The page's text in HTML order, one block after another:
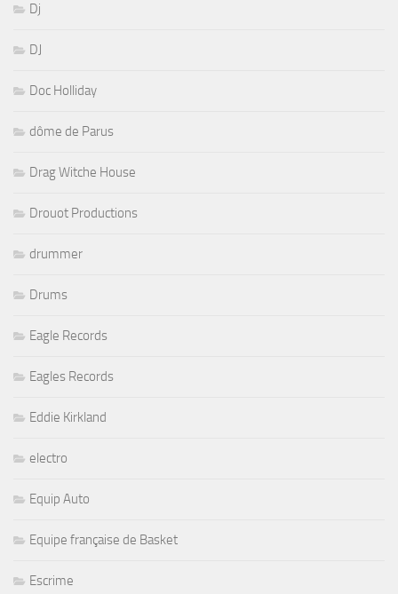
Dj
DJ
Doc Holliday
dôme de Parus
Drag Witche House
Drouot Productions
drummer
Drums
Eagle Records
Eagles Records
Eddie Kirkland
electro
Equip Auto
Equipe française de Basket
Escrime